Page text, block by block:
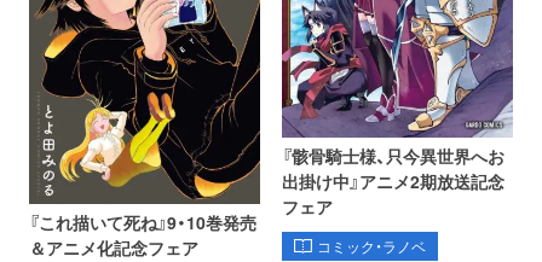
『これ描いて死ね』9・10巻発売
＆アニメ化記念フェア
『骸骨騎士様、只今異世界へお
出掛け中』アニメ2期放送記念
フェア
コミック・ラノベ